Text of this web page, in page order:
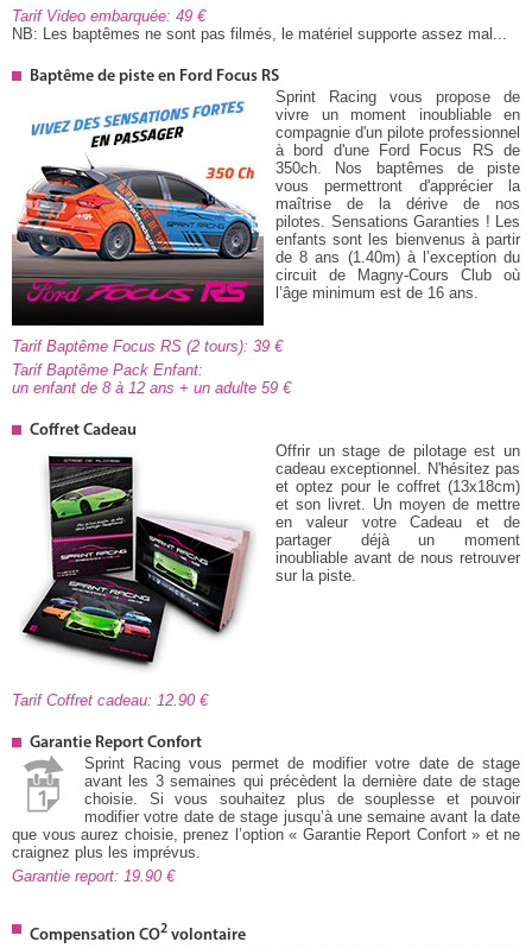
Tarif Video embarquée: 49
NB: Les baptêmes ne sont pas filmés, le matériel supporte assez mal...
Baptême de piste en Ford Focus RS
Sprint Racing vous propose de
vivre un moment inoubliable en
compagnie d'un pilote professionnel
à bord d'une Ford Focus RS de
350ch. Nos baptêmes de piste
vous permettront d'apprécier la
maîtrise de la dérive de nos
pilotes. Sensations Garanties ! Les
enfants sont les bienvenus à partir
de 8 ans (1.40m) à l’exception du
circuit de Magny-Cours Club où
l’âge minimum est de 16 ans.
Tarif Baptême Focus RS (2 tours): 39
Tarif Baptême Pack Enfant:
un enfant de 8 à 12 ans + un adulte 59
Coffret Cadeau
Offrir un stage de pilotage est un
cadeau exceptionnel. N'hésitez pas
et optez pour le coffret (13x18cm)
et son livret. Un moyen de mettre
en valeur votre Cadeau et de
partager déjà un moment
inoubliable avant de nous retrouver
sur la piste.
Tarif Coffret cadeau: 12.90
Garantie Report Confort
Sprint Racing vous permet de modifier votre date de stage
avant les 3 semaines qui précèdent la dernière date de stage
choisie. Si vous souhaitez plus de souplesse et pouvoir
modifier votre date de stage jusqu’à une semaine avant la date
que vous aurez choisie, prenez l’option « Garantie Report Confort » et ne
craignez plus les imprévus.
Garantie report: 19.90
Compensation CO2 volontaire